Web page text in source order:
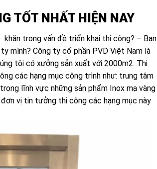
TỐT NHẤT HIỆN NAY
trong vấn đề triển khai thi công? – Bạn
mình? Công ty cổ phần PVD Việt Nam là
tôi có xưởng sản xuất với 2000m2. Thi
các hạng mục công trình như: trung tâm
lĩnh vực những sản phẩm Inox mạ vàng
vị tin tưởng thi công các hạng mục này